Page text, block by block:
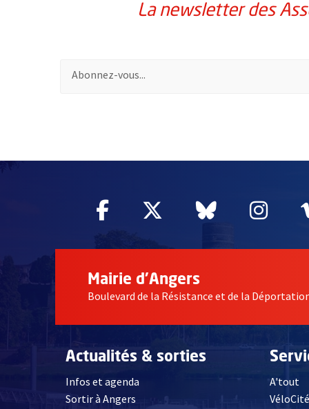
La newsletter des
Pour vous inscrire à la lettre d'information des
Facebook
, Ouvre une nouvelle
Twitter
, Ouvre une
Bluesky
, Ouvre
,
Mairie d'Angers
Boulevard de la Résistance et de la Déportation
Actualités & sorties
Infos et agenda
Sortir à Angers
A'tout
VéloCité